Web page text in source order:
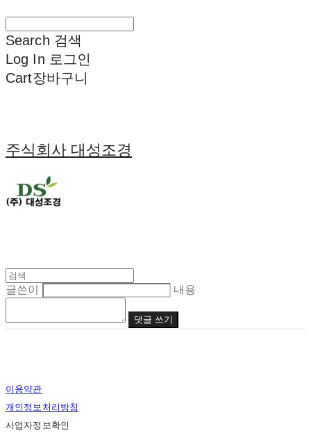
Search 검색
Log In 로그인
Cart장바구니
주식회사 대성조경
글쓴이 내용
댓글 쓰기
이용약관
개인정보처리방침
사업자정보확인